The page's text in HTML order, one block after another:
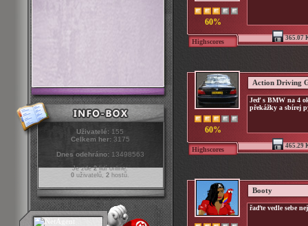
Uživatelé: 155
Celkem her:3175
Dnes odehráno:13498563
Je zde2lidí online:
0 uživatelů, 2 hostů.
60%
Highscores 365.07
60%
Action Driving
Jeď s BMW na 4
překážky a sbírej
Highscores 465.29
Booty
řaďte vedle sebe